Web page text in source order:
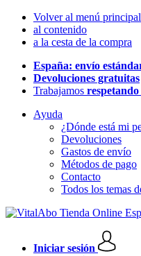
Volver al menú principal
al contenido
a la cesta de la compra
España: envío
Devoluciones gratuitas
Trabajamos
Ayuda
¿Dónde está mi
Devoluciones
Gastos de envío
Métodos de pago
Contacto
Todos los temas
Iniciar sesión